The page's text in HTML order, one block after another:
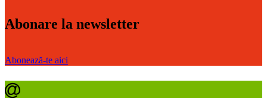
Abonare la newsletter
Abonează-te aici